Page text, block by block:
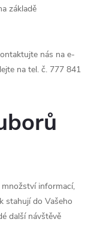
základě
nás na e-
na tel. č. 777 841
informací,
stahují do Vašeho
další návštěvě